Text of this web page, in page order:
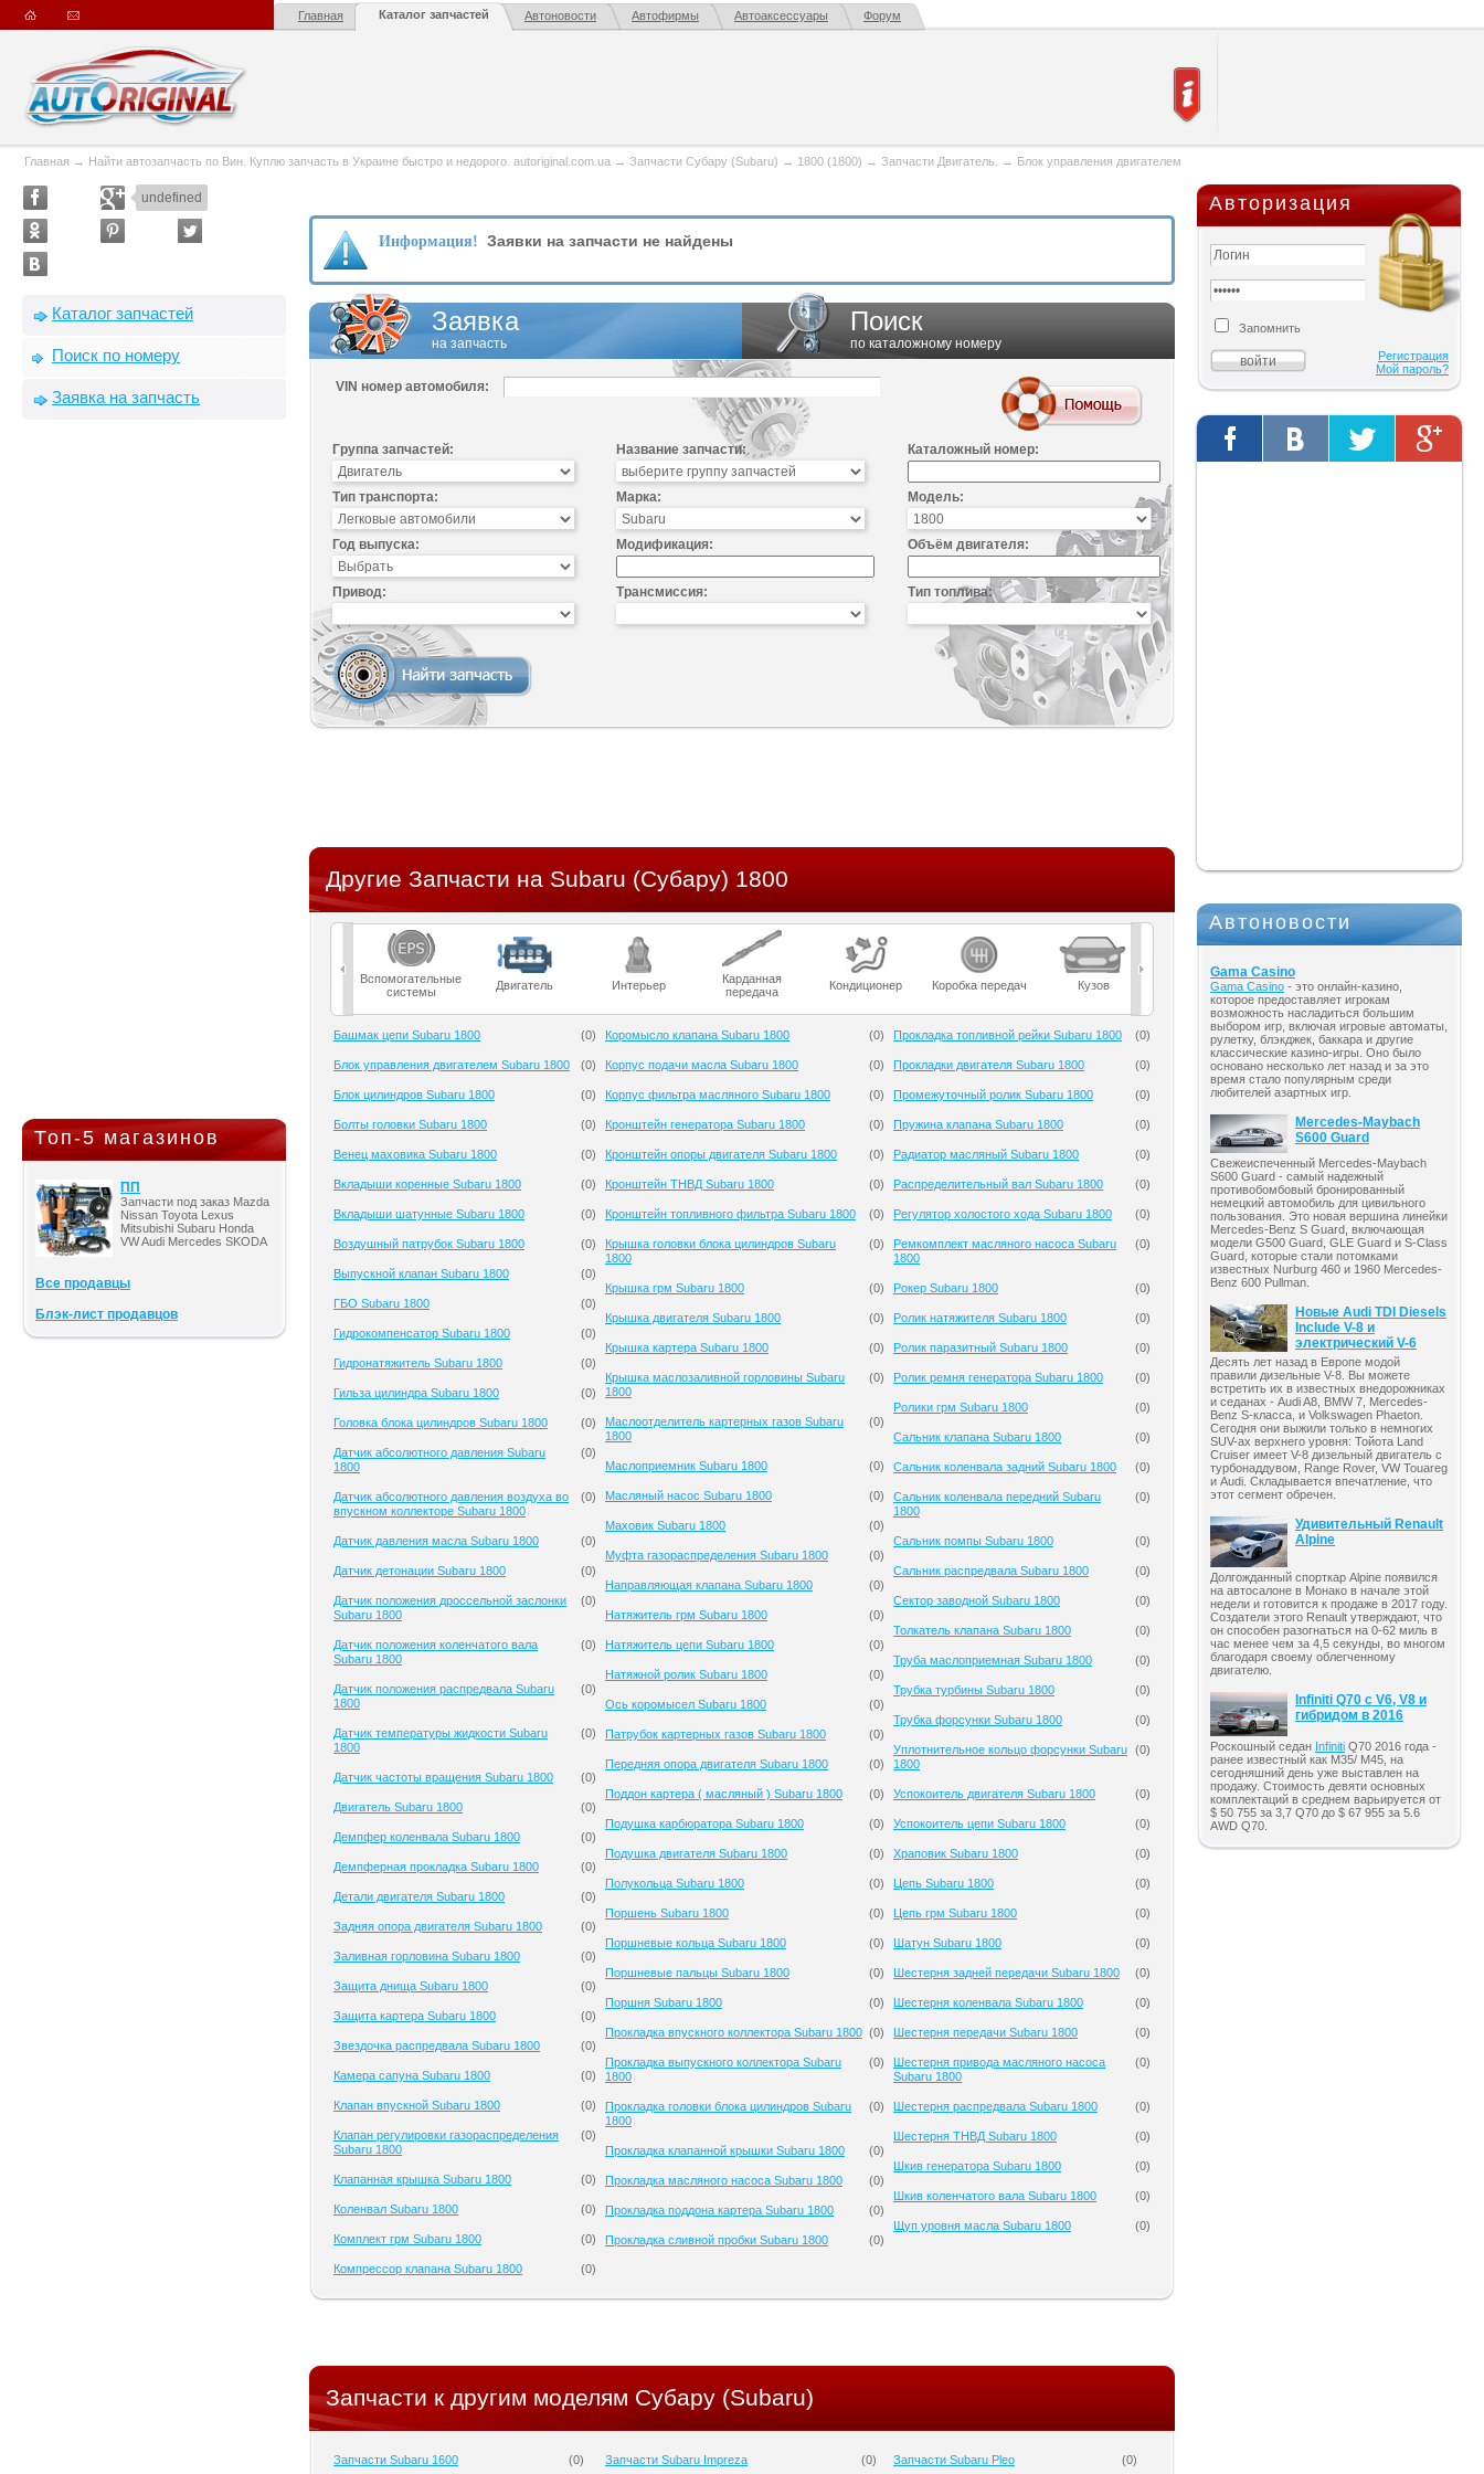
Главная Каталог запчастей Автоновости Автофирмы Автоаксессуары Форум
Главная → Найти автозапчасть по Вин. Куплю запчасть в Украине быстро и недорого. autoriginal.com.ua → Запчасти Субару (Subaru) → 1800 (1800) → Запчасти Двигатель. → Блок управления двигателем
undefined
Каталог запчастей
Поиск по номеру
Заявка на запчасть
Топ-5 магазинов
ПП
Запчасти под заказ Mazda
Nissan Toyota Lexus
Mitsubishi Subaru Honda
VW Audi Mercedes SKODA
Все продавцы
Блэк-лист продавцов
Информация! Заявки на запчасти не найдены
Заявка
на запчасть
Поиск
по каталожному номеру
VIN номер автомобиля:
Группа запчастей: Название запчасти: Каталожный номер:
Тип транспорта: Марка: Модель:
Год выпуска: Модификация: Объём двигателя:
Привод: Трансмиссия: Тип топлива:
Другие Запчасти на Subaru (Субару) 1800
Вспомогательные
системы
Двигатель Интерьер
Карданная
передача
Кондиционер Коробка передач Кузов Масла Мост
Башмак цепи Subaru 1800 (0)
Блок управления двигателем Subaru 1800 (0)
Блок цилиндров Subaru 1800 (0)
Болты головки Subaru 1800 (0)
Венец маховика Subaru 1800 (0)
Вкладыши коренные Subaru 1800 (0)
Вкладыши шатунные Subaru 1800 (0)
Воздушный патрубок Subaru 1800 (0)
Выпускной клапан Subaru 1800 (0)
ГБО Subaru 1800 (0)
Гидрокомпенсатор Subaru 1800 (0)
Гидронатяжитель Subaru 1800 (0)
Гильза цилиндра Subaru 1800 (0)
Головка блока цилиндров Subaru 1800 (0)
Датчик абсолютного давления Subaru
1800
(0)
Датчик абсолютного давления воздуха во
впускном коллекторе Subaru 1800
(0)
Датчик давления масла Subaru 1800 (0)
Датчик детонации Subaru 1800 (0)
Датчик положения дроссельной заслонки
Subaru 1800
(0)
Датчик положения коленчатого вала
Subaru 1800
(0)
Датчик положения распредвала Subaru
1800
(0)
Датчик температуры жидкости Subaru
1800
(0)
Датчик частоты вращения Subaru 1800 (0)
Двигатель Subaru 1800 (0)
Демпфер коленвала Subaru 1800 (0)
Демпферная прокладка Subaru 1800 (0)
Детали двигателя Subaru 1800 (0)
Задняя опора двигателя Subaru 1800 (0)
Заливная горловина Subaru 1800 (0)
Защита днища Subaru 1800 (0)
Защита картера Subaru 1800 (0)
Звездочка распредвала Subaru 1800 (0)
Камера сапуна Subaru 1800 (0)
Клапан впускной Subaru 1800 (0)
Клапан регулировки газораспределения
Subaru 1800
(0)
Клапанная крышка Subaru 1800 (0)
Коленвал Subaru 1800 (0)
Комплект грм Subaru 1800 (0)
Компрессор клапана Subaru 1800 (0)
Коромысло клапана Subaru 1800 (0)
Корпус подачи масла Subaru 1800 (0)
Корпус фильтра масляного Subaru 1800 (0)
Кронштейн генератора Subaru 1800 (0)
Кронштейн опоры двигателя Subaru 1800 (0)
Кронштейн ТНВД Subaru 1800 (0)
Кронштейн топливного фильтра Subaru 1800 (0)
Крышка головки блока цилиндров Subaru
1800
(0)
Крышка грм Subaru 1800 (0)
Крышка двигателя Subaru 1800 (0)
Крышка картера Subaru 1800 (0)
Крышка маслозаливной горловины Subaru
1800
(0)
Маслоотделитель картерных газов Subaru
1800
(0)
Маслоприемник Subaru 1800 (0)
Масляный насос Subaru 1800 (0)
Маховик Subaru 1800 (0)
Муфта газораспределения Subaru 1800 (0)
Направляющая клапана Subaru 1800 (0)
Натяжитель грм Subaru 1800 (0)
Натяжитель цепи Subaru 1800 (0)
Натяжной ролик Subaru 1800 (0)
Ось коромысел Subaru 1800 (0)
Патрубок картерных газов Subaru 1800 (0)
Передняя опора двигателя Subaru 1800 (0)
Поддон картера ( масляный ) Subaru 1800 (0)
Подушка карбюратора Subaru 1800 (0)
Подушка двигателя Subaru 1800 (0)
Полукольца Subaru 1800 (0)
Поршень Subaru 1800 (0)
Поршневые кольца Subaru 1800 (0)
Поршневые пальцы Subaru 1800 (0)
Поршня Subaru 1800 (0)
Прокладка впускного коллектора Subaru 1800 (0)
Прокладка выпускного коллектора Subaru
1800
(0)
Прокладка головки блока цилиндров Subaru
1800
(0)
Прокладка клапанной крышки Subaru 1800 (0)
Прокладка масляного насоса Subaru 1800 (0)
Прокладка поддона картера Subaru 1800 (0)
Прокладка сливной пробки Subaru 1800 (0)
Прокладка топливной рейки Subaru 1800 (0)
Прокладки двигателя Subaru 1800 (0)
Промежуточный ролик Subaru 1800 (0)
Пружина клапана Subaru 1800 (0)
Радиатор масляный Subaru 1800 (0)
Распределительный вал Subaru 1800 (0)
Регулятор холостого хода Subaru 1800 (0)
Ремкомплект масляного насоса Subaru
1800
(0)
Рокер Subaru 1800 (0)
Ролик натяжителя Subaru 1800 (0)
Ролик паразитный Subaru 1800 (0)
Ролик ремня генератора Subaru 1800 (0)
Ролики грм Subaru 1800 (0)
Сальник клапана Subaru 1800 (0)
Сальник коленвала задний Subaru 1800 (0)
Сальник коленвала передний Subaru
1800
(0)
Сальник помпы Subaru 1800 (0)
Сальник распредвала Subaru 1800 (0)
Сектор заводной Subaru 1800 (0)
Толкатель клапана Subaru 1800 (0)
Труба маслоприемная Subaru 1800 (0)
Трубка турбины Subaru 1800 (0)
Трубка форсунки Subaru 1800 (0)
Уплотнительное кольцо форсунки Subaru
1800
(0)
Успокоитель двигателя Subaru 1800 (0)
Успокоитель цепи Subaru 1800 (0)
Храповик Subaru 1800 (0)
Цепь Subaru 1800 (0)
Цепь грм Subaru 1800 (0)
Шатун Subaru 1800 (0)
Шестерня задней передачи Subaru 1800 (0)
Шестерня коленвала Subaru 1800 (0)
Шестерня передачи Subaru 1800 (0)
Шестерня привода масляного насоса
Subaru 1800
(0)
Шестерня распредвала Subaru 1800 (0)
Шестерня ТНВД Subaru 1800 (0)
Шкив генератора Subaru 1800 (0)
Шкив коленчатого вала Subaru 1800 (0)
Щуп уровня масла Subaru 1800 (0)
Запчасти к другим моделям Субару (Subaru)
Запчасти Subaru 1600 (0) Запчасти Subaru Impreza (0) Запчасти Subaru Pleo (0)
Авторизация
Запомнить
Регистрация
Мой пароль?
Автоновости
Gama Casino
Gama Casino - это онлайн-казино,
которое предоставляет игрокам
возможность насладиться большим
выбором игр, включая игровые автоматы,
рулетку, блэкджек, баккара и другие
классические казино-игры. Оно было
основано несколько лет назад и за это
время стало популярным среди
любителей азартных игр.
Mercedes-Maybach
S600 Guard
Свежеиспеченный Mercedes-Maybach
S600 Guard - самый надежный
противобомбовый бронированный
немецкий автомобиль для цивильного
пользования. Это новая вершина линейки
Mercedes-Benz S Guard, включающая
модели G500 Guard, GLE Guard и S-Class
Guard, которые стали потомками
известных Nurburg 460 и 1960 Mercedes-
Benz 600 Pullman.
Новые Audi TDI Diesels
Include V-8 и
электрический V-6
Десять лет назад в Европе модой
правили дизельные V-8. Вы можете
встретить их в известных внедорожниках
и седанах - Audi A8, BMW 7, Mercedes-
Benz S-класса, и Volkswagen Phaeton.
Сегодня они выжили только в немногих
SUV-ах верхнего уровня: Тойота Land
Cruiser имеет V-8 дизельный двигатель с
турбонаддувом, Range Rover, VW Touareg
и Audi. Складывается впечатление, что
этот сегмент обречен.
Удивительный Renault
Alpine
Долгожданный спорткар Alpine появился
на автосалоне в Монако в начале этой
недели и готовится к продаже в 2017 году.
Создатели этого Renault утверждают, что
он способен разогнаться на 0-62 миль в
час менее чем за 4,5 секунды, во многом
благодаря своему облегченному
двигателю.
Infiniti Q70 с V6, V8 и
гибридом в 2016
Роскошный седан Infiniti Q70 2016 года -
ранее известный как M35/ M45, на
сегодняшний день уже выставлен на
продажу. Стоимость девяти основных
комплектаций в среднем варьируется от
$ 50 755 за 3,7 Q70 до $ 67 955 за 5.6
AWD Q70.